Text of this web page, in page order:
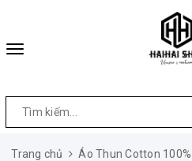
Toggle
Trang chủ Áo Thun Cotton 100%